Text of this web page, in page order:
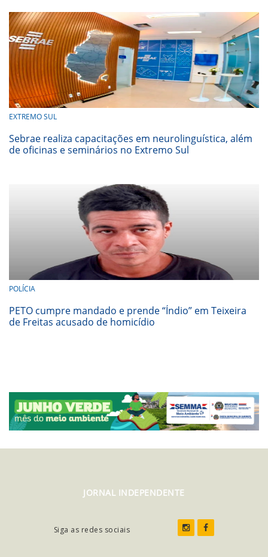
EXTREMO SUL
Sebrae realiza capacitações em neurolinguística, além
de oficinas e seminários no Extremo Sul
POLÍCIA
PETO cumpre mandado e prende “Índio” em Teixeira
de Freitas acusado de homicídio
JORNAL INDEPENDENTE
Siga as redes sociais